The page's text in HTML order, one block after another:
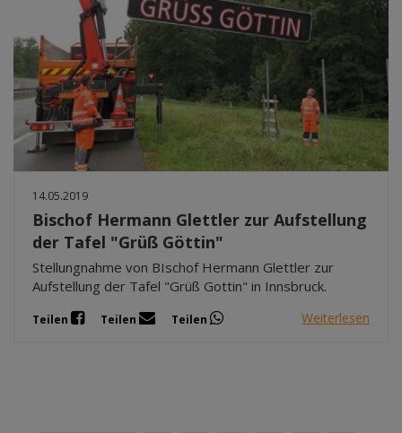
14.05.2019
Bischof Hermann Glettler zur Aufstellung
der Tafel "Grüß Göttin"
Stellungnahme von BIschof Hermann Glettler zur
Aufstellung der Tafel "Grüß Gottin" in Innsbruck.
Teilen Teilen Teilen Weiterlesen